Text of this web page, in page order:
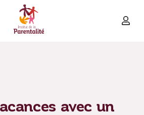
avec un